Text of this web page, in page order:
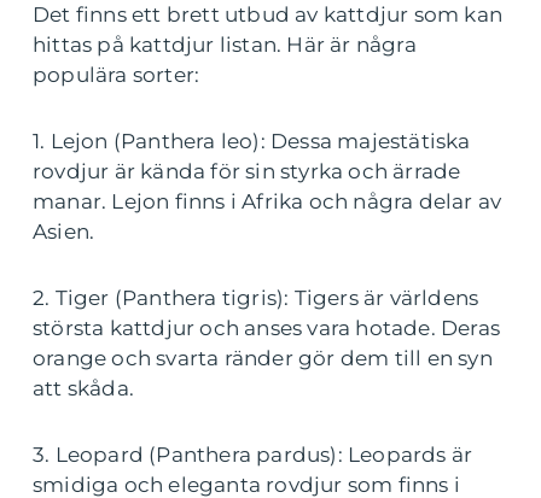
Det finns ett brett utbud av kattdjur som kan
hittas på kattdjur listan. Här är några
populära sorter:
1. Lejon (Panthera leo): Dessa majestätiska
rovdjur är kända för sin styrka och ärrade
manar. Lejon finns i Afrika och några delar av
Asien.
2. Tiger (Panthera tigris): Tigers är världens
största kattdjur och anses vara hotade. Deras
orange och svarta ränder gör dem till en syn
att skåda.
3. Leopard (Panthera pardus): Leopards är
smidiga och eleganta rovdjur som finns i